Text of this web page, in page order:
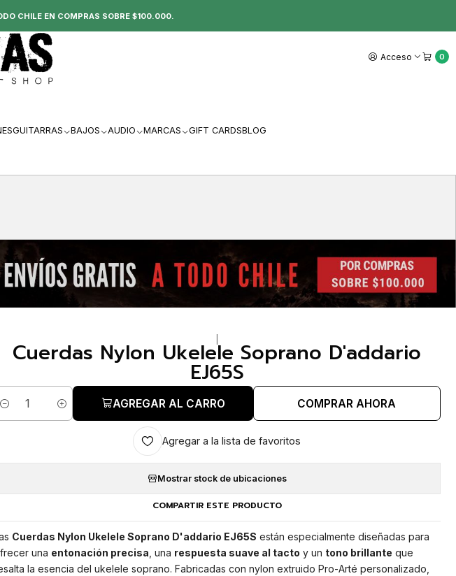
Acceso 0
GUITARRAS BAJOS AUDIO MARCAS GIFT CARDSBLOG
CHILE EN COMPRAS SOBRE $100.000.
Cuerdas Nylon Ukelele Soprano D'addario
EJ65S
AGREGAR AL CARRO COMPRAR AHORA
Agregar a la lista de favoritos
Mostrar stock de ubicaciones
COMPARTIR ESTE PRODUCTO
Cuerdas Nylon Ukelele Soprano D'addario EJ65S están especialmente diseñadas para
una entonación precisa , una respuesta suave al tacto y un tono brillante que
la esencia del ukelele soprano. Fabricadas con nylon extruido Pro-Arté personalizado,